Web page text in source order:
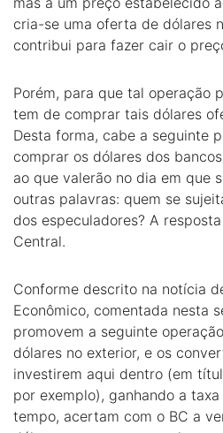
cria-se uma oferta de dólares
contribui para fazer cair o
Porém, para que tal operação
tem de comprar tais dólares
Desta forma, cabe a seguinte
comprar os dólares dos
ao que valerão no dia em que
outras palavras: quem se
dos especuladores? A
Central.
Conforme descrito na notícia
Econômico, comentada nesta
promovem a seguinte
dólares no exterior, e os
investirem aqui dentro (em
por exemplo), ganhando a
tempo, acertam com o BC a